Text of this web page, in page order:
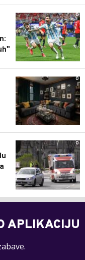
0
0
0
APLIKACIJU